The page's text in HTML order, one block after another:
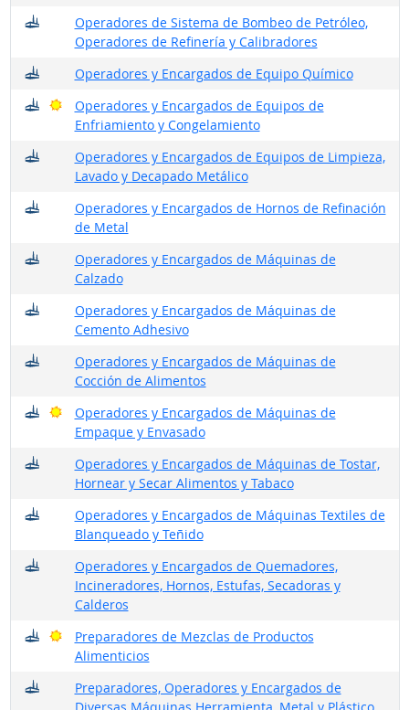
Operadores de Sistema de Bombeo de Petróleo,
Operadores de Refinería y Calibradores
¿Dónde trabajan?
Operadores y Encargados de Equipo Químico
¿Dónde trabajan?
Operadores y Encargados de Equipos de
Enfriamiento y Congelamiento
¿Dónde trabajan?
Buenas perspectivas
Operadores y Encargados de Equipos de Limpieza,
Lavado y Decapado Metálico
¿Dónde trabajan?
Operadores y Encargados de Hornos de Refinación
de Metal
¿Dónde trabajan?
Operadores y Encargados de Máquinas de
Calzado
¿Dónde trabajan?
Operadores y Encargados de Máquinas de
Cemento Adhesivo
¿Dónde trabajan?
Operadores y Encargados de Máquinas de
Cocción de Alimentos
¿Dónde trabajan?
Operadores y Encargados de Máquinas de
Empaque y Envasado
¿Dónde trabajan?
Buenas perspectivas
Operadores y Encargados de Máquinas de Tostar,
Hornear y Secar Alimentos y Tabaco
¿Dónde trabajan?
Operadores y Encargados de Máquinas Textiles de
Blanqueado y Teñido
¿Dónde trabajan?
Operadores y Encargados de Quemadores,
Incineradores, Hornos, Estufas, Secadoras y
Calderos
¿Dónde trabajan?
Preparadores de Mezclas de Productos
Alimenticios
¿Dónde trabajan?
Buenas perspectivas
Preparadores, Operadores y Encargados de
Diversas Máquinas Herramienta, Metal y Plástico
¿Dónde trabajan?